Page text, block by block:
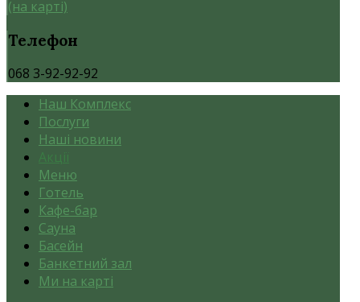
(на карті)
Телефон
068 3-92-92-92
Наш Комплекс
Послуги
Наші новини
Акції
Меню
Готель
Кафе-бар
Сауна
Басейн
Банкетний зал
Ми на карті